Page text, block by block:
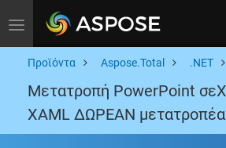
Toggle navigation
Προϊόντα Aspose.Total .NET
Μετατροπή PowerPoint
XAML ΔΩΡΕΑΝ